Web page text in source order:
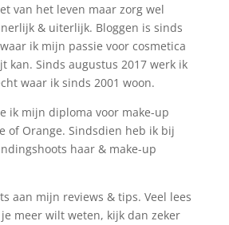
van het leven maar zorg wel
& uiterlijk. Bloggen is sinds
ik mijn passie voor cosmetica
kan. Sinds augustus 2017 werk ik
waar ik sinds 2001 woon.
ik mijn diploma voor make-up
of Orange. Sindsdien heb ik bij
haar & make-up
aan mijn reviews & tips. Veel lees
meer wilt weten, kijk dan zeker